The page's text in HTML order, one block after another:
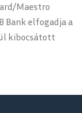
Maestro
Bank elfogadja a
kibocsátott